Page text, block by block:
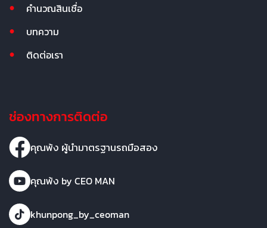
คำนวณสินเชื่อ
บทความ
ติดต่อเรา
ช่องทางการติดต่อ
คุณพ้ง ผู้นำมาตรฐานรถมือสอง
คุณพ้ง by CEO MAN
khunpong_by_ceoman